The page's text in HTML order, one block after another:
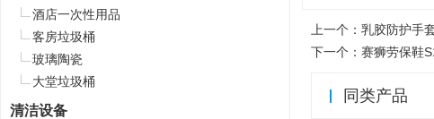
上一个： 乳胶防护手
下一个： 赛狮劳保鞋
同类产品
酒店一次性用品
客房垃圾桶
玻璃陶瓷
大堂垃圾桶
清洁设备